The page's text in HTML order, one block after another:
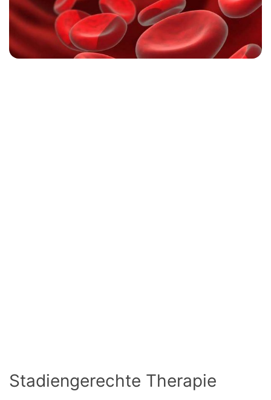
Stadiengerechte Therapie